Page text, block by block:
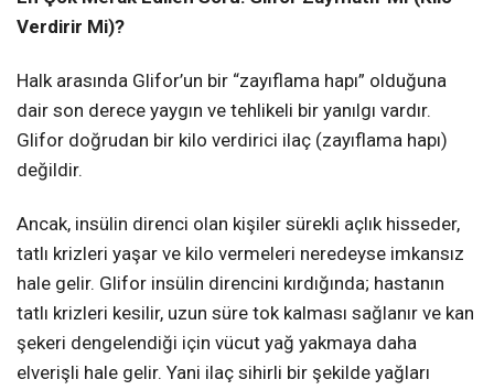
Verdirir Mi)?
Halk arasında Glifor’un bir “zayıflama hapı” olduğuna
dair son derece yaygın ve tehlikeli bir yanılgı vardır.
Glifor doğrudan bir kilo verdirici ilaç (zayıflama hapı)
değildir.
Ancak, insülin direnci olan kişiler sürekli açlık hisseder,
tatlı krizleri yaşar ve kilo vermeleri neredeyse imkansız
hale gelir. Glifor insülin direncini kırdığında; hastanın
tatlı krizleri kesilir, uzun süre tok kalması sağlanır ve kan
şekeri dengelendiği için vücut yağ yakmaya daha
elverişli hale gelir. Yani ilaç sihirli bir şekilde yağları